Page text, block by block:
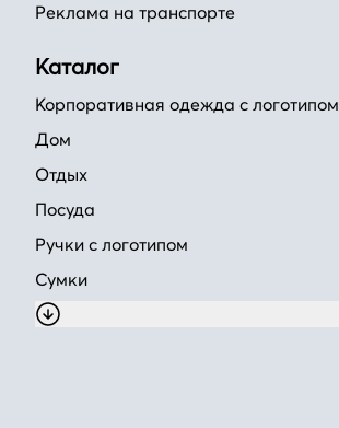
Реклама на транспорте
Каталог
Корпоративная одежда с логотипом
Дом
Отдых
Посуда
Ручки с логотипом
Сумки